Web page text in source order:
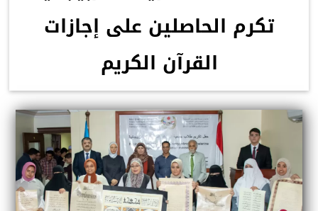
تكرم الحاصلين على إجازات
القرآن الكريم